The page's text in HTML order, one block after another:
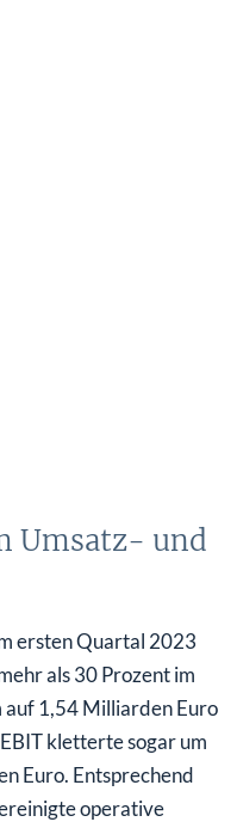
Umsatz- und
ersten Quartal 2023
als 30 Prozent im
1,54 Milliarden Euro
kletterte sogar um
Euro. Entsprechend
operative